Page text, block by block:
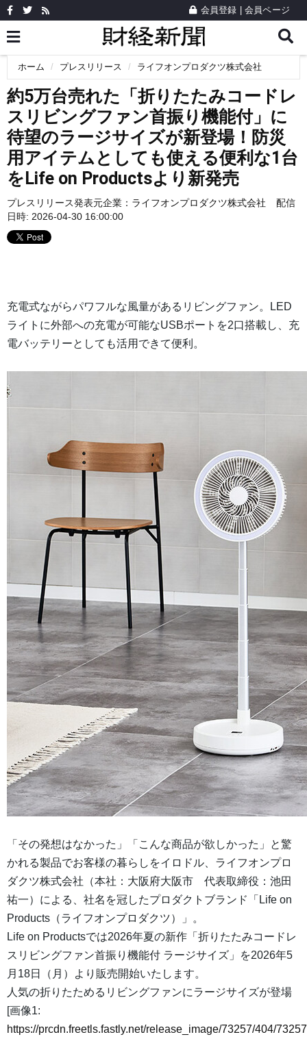
会員登録 会員ページ
ホーム プレスリリース ライフオンプロダクツ株式会社
約5万台売れた「折りたたみコードレ
スリビングファン首振り機能付」に
待望のラージサイズが新登場！防災
用アイテムとしても使える便利な1台
をLife on Productsより新発売
プレスリリース発表元企業： ライフオンプロダクツ株式会社
配信
日時: 2026-04-30 16:00:00
充電式ながらパワフルな風量があるリビングファン。LED
ライトに外部への充電が可能なUSBポートを2口搭載し、充
電バッテリーとしても活用できて便利。
「その発想はなかった」「こんな商品が欲しかった」と驚
かれる製品でお客様の暮らしをイロドル、ライフオンプロ
ダクツ株式会社（本社：大阪府大阪市 代表取締役：池田
祐一）による、社名を冠したプロダクトブランド「Life on
Products（ライフオンプロダクツ）」。
Life on Productsでは2026年夏の新作「折りたたみコードレ
スリビングファン首振り機能付 ラージサイズ」を2026年5
月18日（月）より販売開始いたします。
人気の折りたためるリビングファンにラージサイズが登場
[画像1:
https://prcdn.freetls.fastly.net/release_image/73257/404/